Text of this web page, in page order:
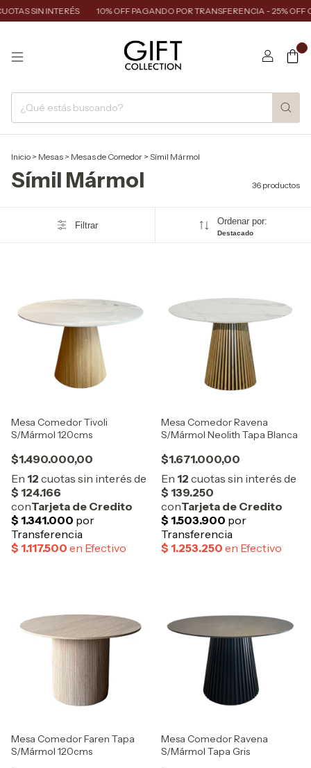
SIN INTERÉS 10% OFF PAGANDO POR TRANSFERENCIA - 25% OFF CASH
0
Inicio > Mesas > Mesas de Comedor > Símil Mármol
Símil Mármol 36 productos
Filtrar Ordenar por:
Destacado
Mesa Comedor Tivoli
S/Mármol 120cms
$1.490.000,00
Mesa Comedor Ravena
S/Mármol Neolith Tapa Blanca
$1.671.000,00
Mesa Comedor Faren Tapa
S/Mármol 120cms
Mesa Comedor Ravena
S/Mármol Tapa Gris